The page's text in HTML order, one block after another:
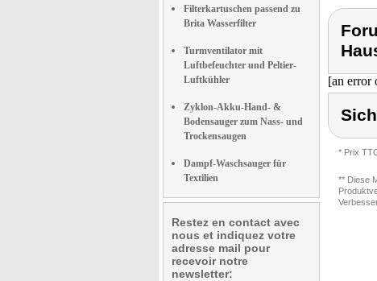
Filterkartuschen passend zu
Brita Wasserfilter
Turmventilator mit
Luftbefeuchter und Peltier-
Luftkühler
Zyklon-Akku-Hand- &
Bodensauger zum Nass- und
Trockensaugen
Dampf-Waschsauger für
Textilien
Restez en contact avec
nous et indiquez votre
adresse mail pour
recevoir notre
newsletter:
[an error
* Prix
** Diese